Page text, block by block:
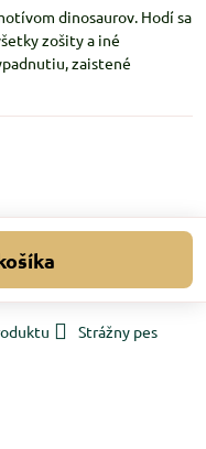
dinosaurov. Hodí sa
zošity a iné
zaistené
košíka
Strážny pes